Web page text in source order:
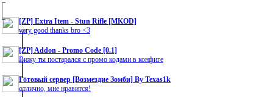
[ZP] Extra Item - Stun Rifle [MKOD]
very good thanks bro <3
[ZP] Addon - Promo Code [0.1]
Вижу ты постарался с промо кодами в конфиге
Готовый сервер [Возмездие Зомби] By Texas1k
отлично, мне нравится!